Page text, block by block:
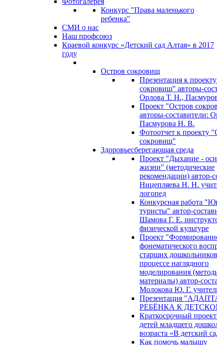
Конкурс "Права маленького
ребенка"
СМИ о нас
Наш профсоюз
Краевой конкурс «Детский сад Алтая» в 2017
году
Остров сокровищ
Презентация к
сокровищ" авторы-
Орлова Т. Н.,
Проект "Остров
авторы-составители:
Пасмурова Н. В.
Фотоотчет к проекту
сокровищ"
Здоровьесберегающая среда
Проект "Дыхание -
жизни" (методические
рекомендации) автор-
Ницепляева Н. Н.
логопед
Конкурсная работа
туристы" автор-
Шамова Г. Е.
физической культуре
Проект
фонематического
старших
процессе наглядного
моделирования
материалы) автор-
Молокова Ю. Г.
Презентация
РЕБЁНКА К
Краткосрочный
детей младшего
возраста «В детский
Как помочь малышу